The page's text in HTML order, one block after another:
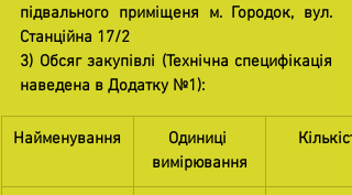
підвального приміщеня м. Городок, вул.
Станційна 17/2
3) Обсяг закупівлі (Технічна специфікація
наведена в Додатку №1):
Найменування
Одиниці
вимірювання